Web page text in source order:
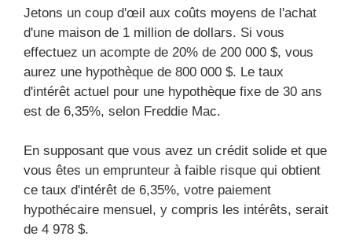
Jetons un coup d'œil aux coûts moyens de l'achat
d'une maison de 1 million de dollars. Si vous
effectuez un acompte de 20% de 200 000 $, vous
aurez une hypothèque de 800 000 $. Le taux
d'intérêt actuel pour une hypothèque fixe de 30 ans
est de 6,35%, selon Freddie Mac.
En supposant que vous avez un crédit solide et que
vous êtes un emprunteur à faible risque qui obtient
ce taux d'intérêt de 6,35%, votre paiement
hypothécaire mensuel, y compris les intérêts, serait
de 4 978 $.